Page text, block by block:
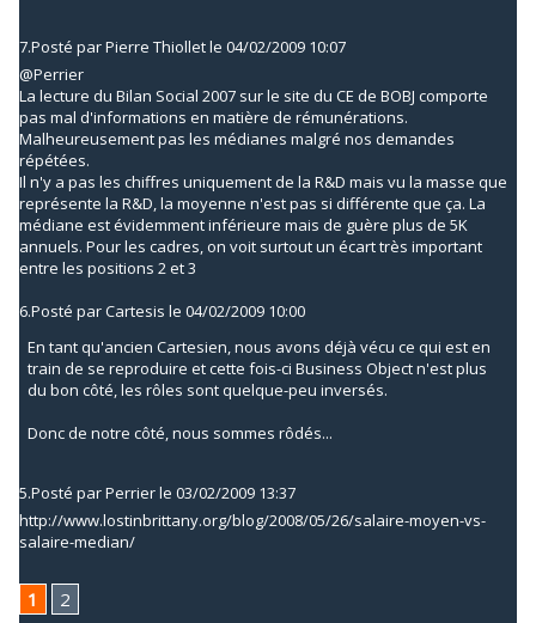
7.Posté parPierre Thiolletle 04/02/2009 10:07
@Perrier
La lecture du Bilan Social 2007 sur le site du CE de BOBJ comporte
pas mal d'informations en matière de rémunérations.
Malheureusement pas les médianes malgré nos demandes
répétées.
Il n'y a pas les chiffres uniquement de la R&D mais vu la masse que
représente la R&D, la moyenne n'est pas si différente que ça. La
médiane est évidemment inférieure mais de guère plus de 5K
annuels. Pour les cadres, on voit surtout un écart très important
entre les positions 2 et 3
6.Posté parCartesis le 04/02/2009 10:00
En tant qu'ancien Cartesien, nous avons déjà vécu ce qui est en
train de se reproduire et cette fois-ci Business Object n'est plus
du bon côté, les rôles sont quelque-peu inversés.
Donc de notre côté, nous sommes rôdés...
5.Posté parPerrierle 03/02/2009 13:37
http://www.lostinbrittany.org/blog/2008/05/26/salaire-moyen-vs-
salaire-median/
1
2